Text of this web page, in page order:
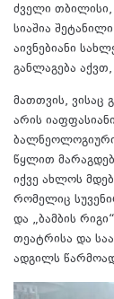
ძველი
სიაშია
აივნებიანი
განლაგება
მათთვის, ვისაც
არის
წყლით
იქვე ახლოს
რომელიც
და „ბამბის
თეატრისა და
ადგილს